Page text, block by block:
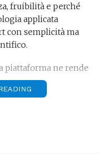
fruibilità e perché
applicata
con semplicità ma
piattaforma ne rende